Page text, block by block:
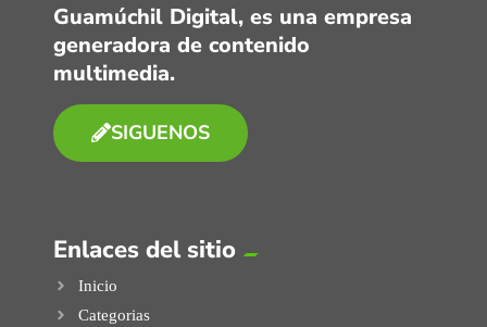
Guamúchil Digital, es una empresa
generadora de contenido
multimedia.
SIGUENOS
Enlaces del sitio
Inicio
Categorias